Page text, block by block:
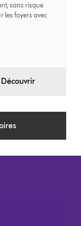
sans risque
les foyers avec
Découvrir